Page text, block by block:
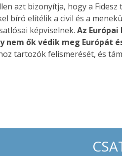
azt bizonyítja, hogy a
bíró elítélik a civil és a
képviselnek. Az
nem ők védik meg
tartozók felismerését, és